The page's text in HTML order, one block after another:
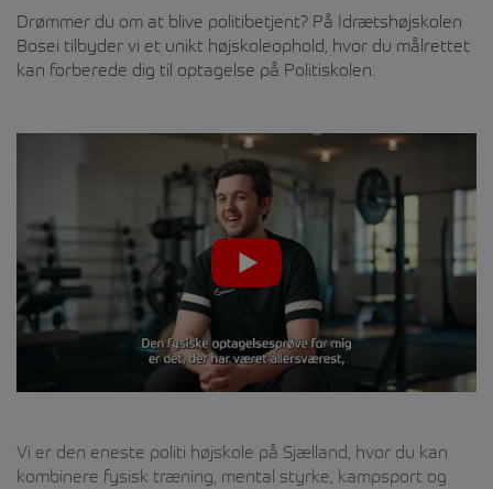
Drømmer du om at blive politibetjent? På Idrætshøjskolen
Bosei tilbyder vi et unikt højskoleophold, hvor du målrettet
kan forberede dig til optagelse på Politiskolen.
Vi er den eneste politi højskole på Sjælland, hvor du kan
kombinere fysisk træning, mental styrke, kampsport og